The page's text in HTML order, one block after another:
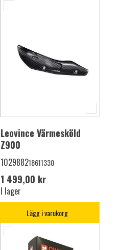
Leovince Värmesköld
Z900
102988218611330
1 499,00 kr
I lager
Lägg i varukorg